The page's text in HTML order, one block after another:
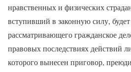
нравственных и физических
вступивший в законную силу, будет
рассматривающего гражданское
правовых последствиях действий
которого вынесен приговор,